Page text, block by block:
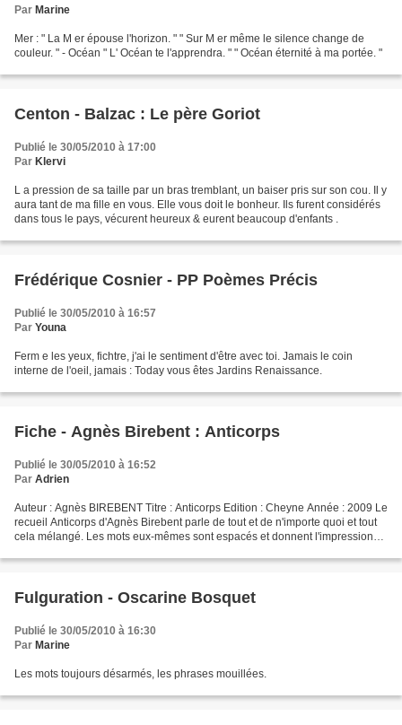
Par Marine
Mer : " La M er épouse l'horizon. " " Sur M er même le silence change de
couleur. " - Océan " L' Océan te l'apprendra. " " Océan éternité à ma portée. "
Centon - Balzac : Le père Goriot
Publié le 30/05/2010 à 17:00
Par Klervi
L a pression de sa taille par un bras tremblant, un baiser pris sur son cou. Il y
aura tant de ma fille en vous. Elle vous doit le bonheur. Ils furent considérés
dans tous le pays, vécurent heureux & eurent beaucoup d'enfants .
Frédérique Cosnier - PP Poèmes Précis
Publié le 30/05/2010 à 16:57
Par Youna
Ferm e les yeux, fichtre, j'ai le sentiment d'être avec toi. Jamais le coin
interne de l'oeil, jamais : Today vous êtes Jardins Renaissance.
Fiche - Agnès Birebent : Anticorps
Publié le 30/05/2010 à 16:52
Par Adrien
Auteur : Agnès BIREBENT Titre : Anticorps Edition : Cheyne Année : 2009 Le
recueil Anticorps d'Agnès Birebent parle de tout et de n'importe quoi et tout
cela mélangé. Les mots eux-mêmes sont espacés et donnent l'impression
Fulguration - Oscarine Bosquet
Publié le 30/05/2010 à 16:30
Par Marine
Les mots toujours désarmés, les phrases mouillées.